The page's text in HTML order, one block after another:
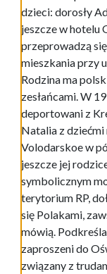
dzieci: dorosły
jeszcze w hotelu
przeprowadzą
mieszkania przy
Rodzina ma
zesłańcami. W
deportowani z
Natalia z dziećmi
Volodarskoe w
jeszcze jej
symbolicznym
terytorium RP,
się Polakami,
mówią.
zaproszeni do
związany z